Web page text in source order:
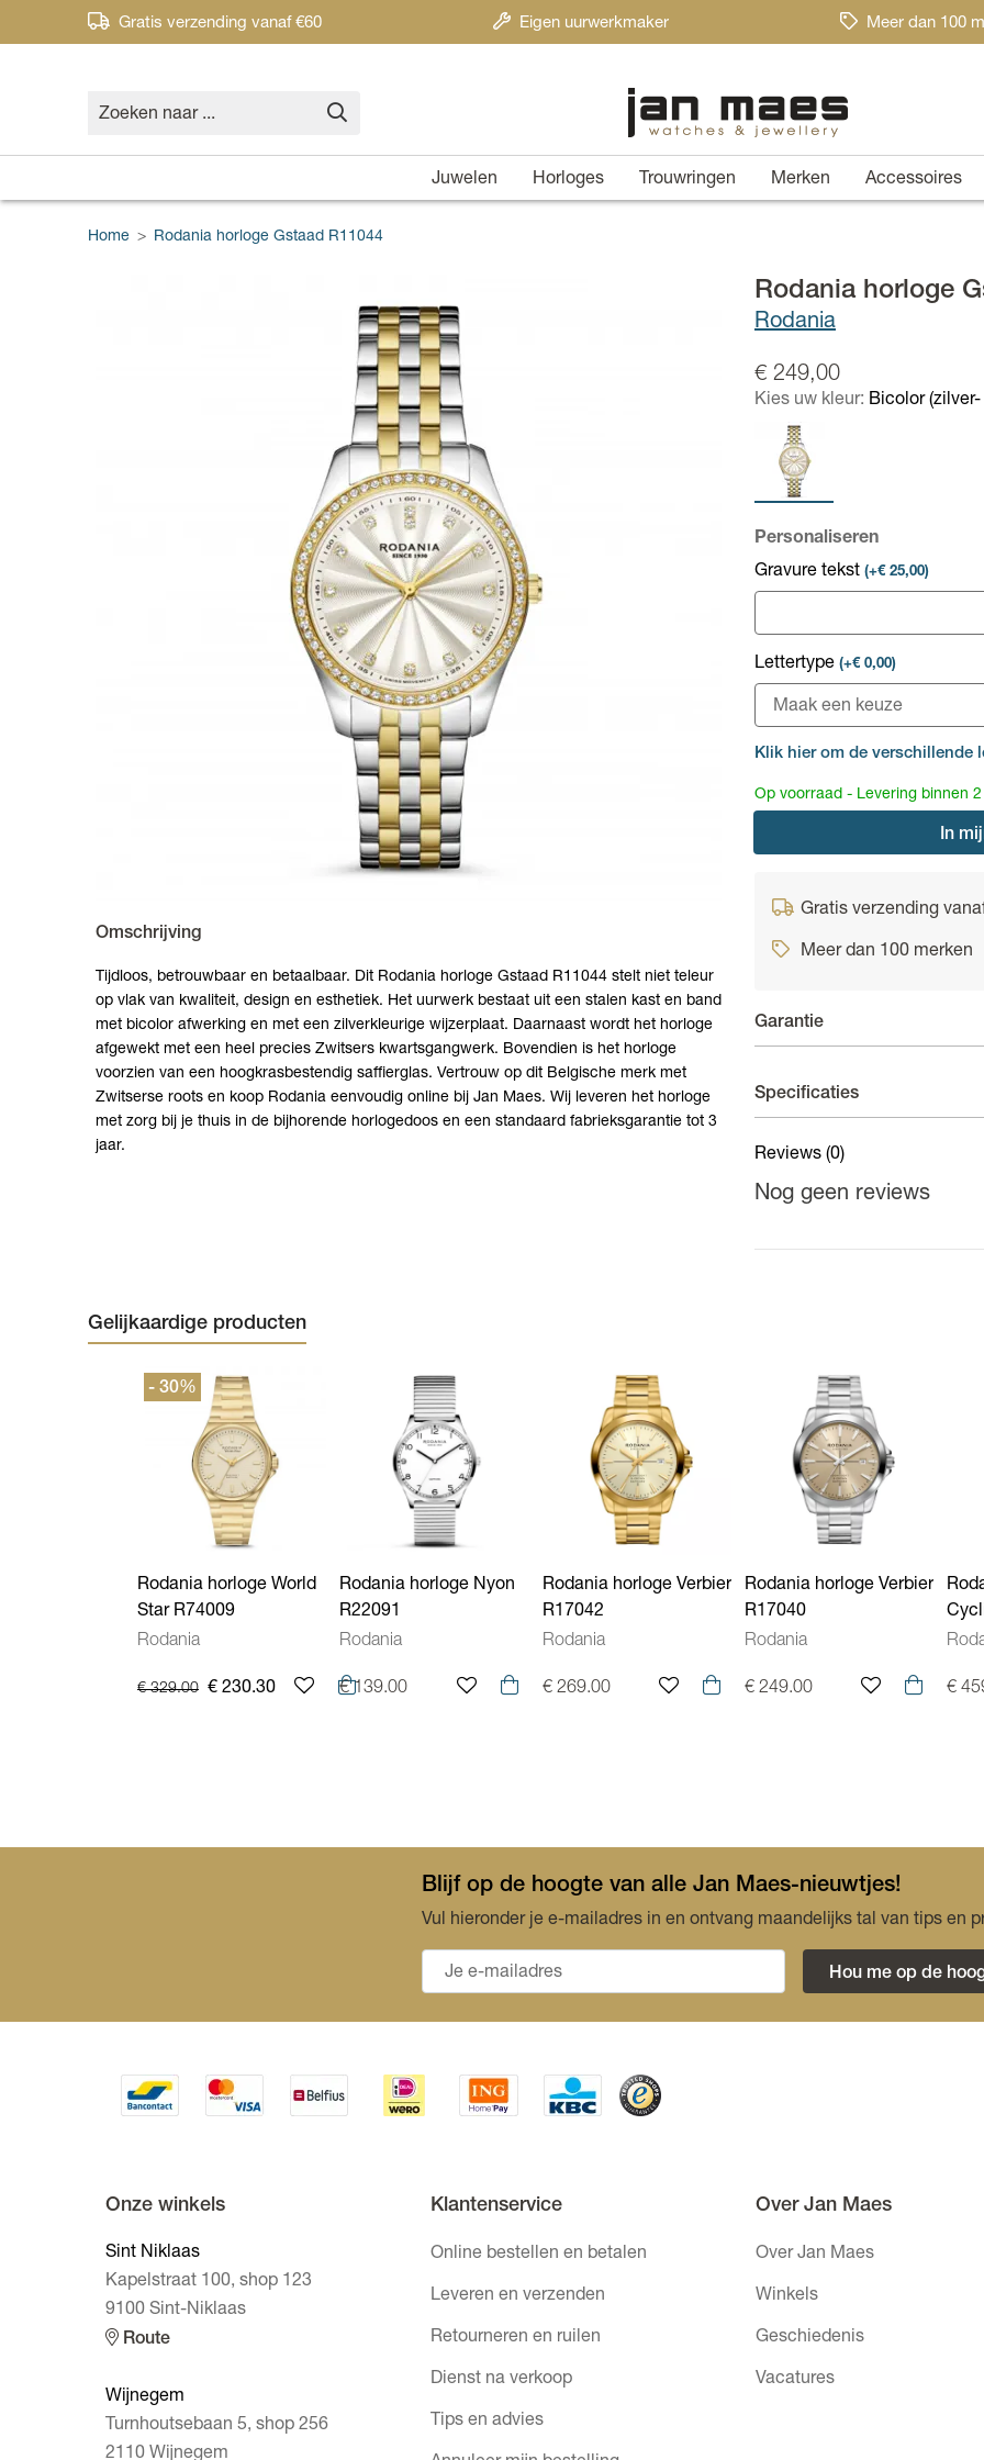
Gratis verzending vanaf €60 Eigen uurwerkmaker Meer dan 100
Juwelen Horloges Trouwringen Merken Accessoires
Home > Rodania horloge Gstaad R11044
Omschrijving
Tijdloos, betrouwbaar en betaalbaar. Dit Rodania horloge Gstaad R11044 stelt niet teleur
op vlak van kwaliteit, design en esthetiek. Het uurwerk bestaat uit een stalen kast en band
met bicolor afwerking en met een zilverkleurige wijzerplaat. Daarnaast wordt het horloge
afgewekt met een heel precies Zwitsers kwartsgangwerk. Bovendien is het horloge
voorzien van een hoogkrasbestendig saffierglas. Vertrouw op dit Belgische merk met
Zwitserse roots en koop Rodania eenvoudig online bij Jan Maes. Wij leveren het horloge
met zorg bij je thuis in de bijhorende horlogedoos en een standaard fabrieksgarantie tot 3
jaar.
Rodania horloge
Rodania
€ 249,00
Kies uw kleur: Bicolor
Personaliseren
Gravure tekst (+€ 25,00)
Lettertype (+€ 0,00)
Klik hier om de verschillende
Op voorraad - Levering binnen
In
Gratis verzending
Meer dan 100 merken
Garantie
fabricagefouten aan het
uw waarborg activeert wordt
Specificaties
Materiaal kast
Materiaal band
Binnenwerk
Waterdichtheid
Kenmerken Uurwerken
Reviews (0)
Nog geen reviews
Gelijkaardige producten
- 30%
Rodania horloge World
Star R74009
Rodania
€ 329.00 € 230.30
Rodania horloge Nyon
R22091
Rodania
€ 139.00
Rodania horloge Verbier
R17042
Rodania
€ 269.00
Rodania horloge Verbier
R17040
Rodania
€ 249.00 €
Blijf op de hoogte van alle Jan Maes-nieuwtjes!
Vul hieronder je e-mailadres in en ontvang maandelijks tal van tips en
Hou me op de
Onze winkels
Sint Niklaas
Kapelstraat 100, shop 123
9100 Sint-Niklaas
Route
Wijnegem
Turnhoutsebaan 5, shop 256
2110 Wijnegem
Klantenservice
Online bestellen en betalen
Leveren en verzenden
Retourneren en ruilen
Dienst na verkoop
Tips en advies
Over Jan Maes
Over Jan Maes
Winkels
Geschiedenis
Vacatures